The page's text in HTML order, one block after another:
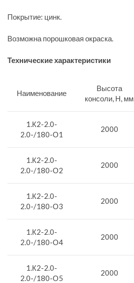
Покрытие: цинк.
Возможна порошковая окраска.
Технические характеристики
Наименование
Высота
консоли, Н, мм
1.К2-2.0-
2.0-/180-О1
2000
1.К2-2.0-
2.0-/180-О2
2000
1.К2-2.0-
2.0-/180-О3
2000
1.К2-2.0-
2.0-/180-О4
2000
1.К2-2.0-
2.0-/180-О5
2000